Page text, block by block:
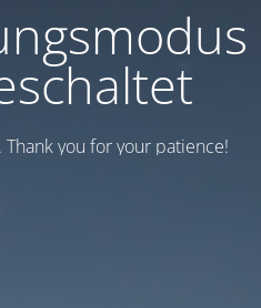
you for your patience!